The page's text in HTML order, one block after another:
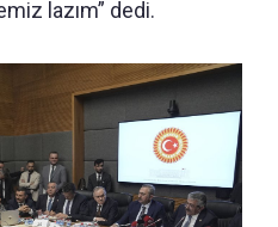
lazım” dedi.